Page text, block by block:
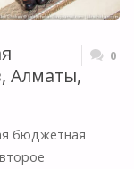
Алматы,
0
бюджетная